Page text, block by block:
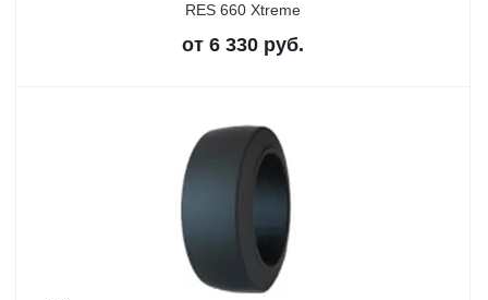
RES 660 Xtreme
от 6 330 руб.